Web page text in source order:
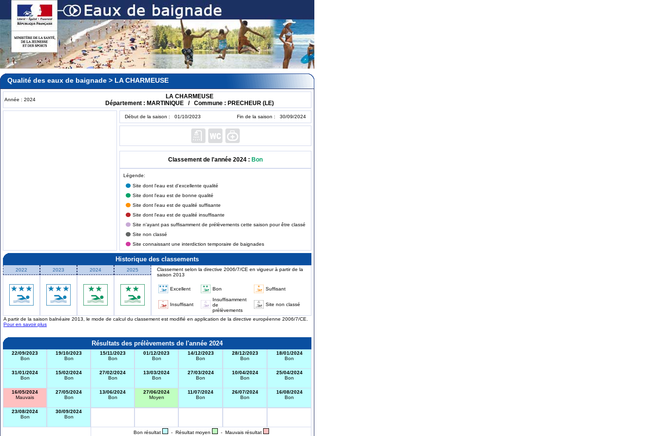
Qualité des eaux de baignade > LA CHARMEUSE
Année : 2024
LA CHARMEUSE
Département : MARTINIQUE / Commune : PRECHEUR (LE)
Début de la saison : 01/10/2023 Fin de la saison : 30/09/2024
Classement de l'année 2024 : Bon
Légende:
Site dont l'eau est d'excellente qualité
Site dont l'eau est de bonne qualité
Site dont l'eau est de qualité suffisante
Site dont l'eau est de qualité insuffisante
Site n'ayant pas suffisamment de prélèvements cette saison pour être classé
Site non classé
Site connaissant une interdiction temporaire de baignades
Historique des classements
2022 2023 2024 2025
Classement selon la directive 2006/7/CE en vigueur à partir de la
saison 2013
Excellent Bon Suffisant
Insuffisant
Insuffisamment
de
prélèvements
Site non classé
A partir de la saison balnéaire 2013, le mode de calcul du classement est modifié en application de la directive européenne 2006/7/CE.
Pour en savoir plus
Résultats des prélèvements de l'année 2024
22/09/2023
Bon
19/10/2023
Bon
15/11/2023
Bon
01/12/2023
Bon
14/12/2023
Bon
28/12/2023
Bon
18/01/2024
Bon
31/01/2024
Bon
15/02/2024
Bon
27/02/2024
Bon
13/03/2024
Bon
27/03/2024
Bon
10/04/2024
Bon
25/04/2024
Bon
16/05/2024
Mauvais
27/05/2024
Bon
13/06/2024
Bon
27/06/2024
Moyen
11/07/2024
Bon
26/07/2024
Bon
16/08/2024
Bon
23/08/2024
Bon
30/09/2024
Bon
Bon résultat - Résultat moyen - Mauvais résultat